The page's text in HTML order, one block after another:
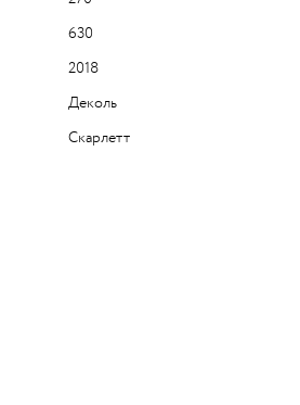
630
2018
Деколь
Скарлетт